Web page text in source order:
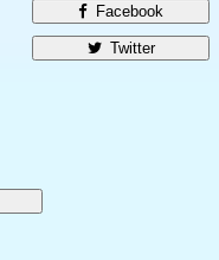
Facebook
Twitter